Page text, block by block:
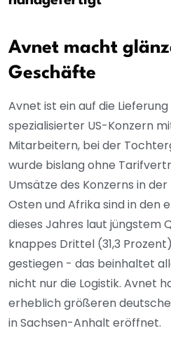
Avnet macht
Geschäfte
Avnet ist ein auf die
spezialisierter US-Konzern
Mitarbeitern, bei der
wurde bislang ohne
Umsätze des Konzerns in
Osten und Afrika sind in den
dieses Jahres laut jüngstem
knappes Drittel (31,3
gestiegen - das beinhaltet
nicht nur die Logistik. Avnet
erheblich größeren
in Sachsen-Anhalt eröffnet.